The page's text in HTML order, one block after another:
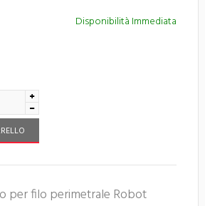
Disponibilità Immediata
per filo perimetrale Robot